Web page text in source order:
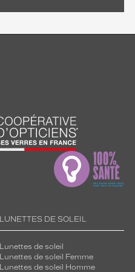
LUNETTES DE SOLEIL
Lunettes de soleil
Lunettes de soleil Femme
Lunettes de soleil Homme